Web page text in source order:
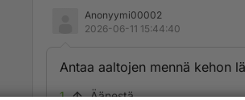
Anonyymi00002
2026-06-11 15:44:40
Antaa aaltojen mennä kehon
1 Äänestä